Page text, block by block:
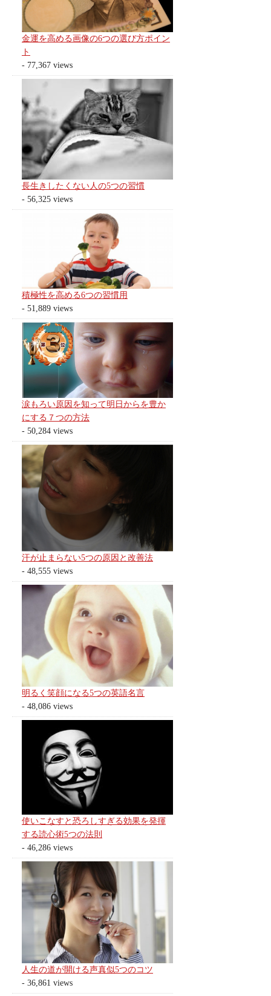
金運を高める画像の6つの選び方ポイン
ト
- 77,367 views
長生きしたくない人の5つの習慣
- 56,325 views
積極性を高める6つの習慣用
- 51,889 views
涙もろい原因を知って明日からを豊か
にする７つの方法
- 50,284 views
汗が止まらない5つの原因と改善法
- 48,555 views
明るく笑顔になる5つの英語名言
- 48,086 views
使いこなすと恐ろしすぎる効果を発揮
する読心術5つの法則
- 46,286 views
人生の道が開ける声真似5つのコツ
- 36,861 views